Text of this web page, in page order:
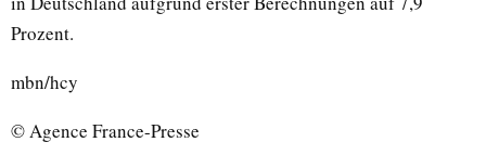
Prozent.
mbn/hcy
© Agence France-Presse